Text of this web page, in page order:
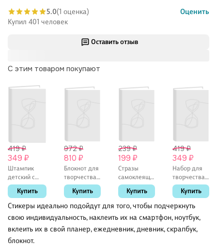
Оставить отзыв
Стикеры идеально подойдут для того, чтобы подчеркнуть
свою индивидуальность, наклеить их на смартфон, ноутбук,
вклеить их в свой планер, ежедневник, дневник, скрапбук,
блокнот.
С этим товаром покупают
419 ₽
349 ₽
Штампик
детский с
картинками
«Ушастик»,
2,5х3,6 см, 10
штук, Mazari
Creative
Купить
972 ₽
810 ₽
Блокнот для
творчества с
наклейками
и
переводными
«Солнце»,
Neo Stars
Купить
239 ₽
199 ₽
Стразы
самоклеящиеся
ассорти
Звезды
Купить
419 ₽
349 ₽
Набор для
творчества
Origami.
Алмазная
открытка
«Наслаждайся
жизнью!»
Купить
5.0(1 оценка)
Оценить
Купил 401 человек